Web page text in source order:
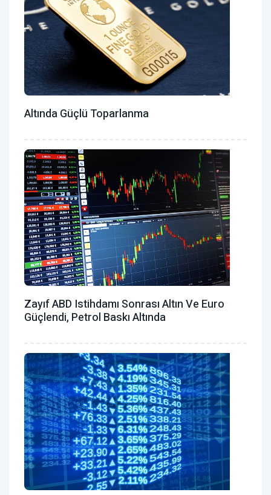
Altında Güçlü Toparlanma
Zayıf ABD Istihdamı Sonrası Altın Ve Euro
Güçlendi, Petrol Baskı Altında